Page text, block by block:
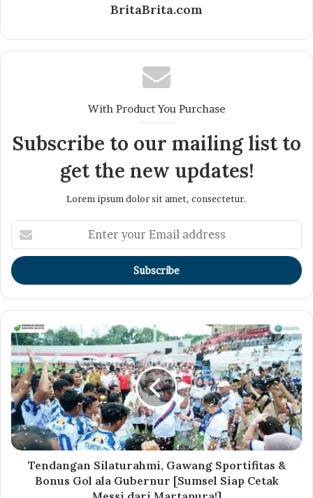
BritaBrita.com
With Product You Purchase
Subscribe to our mailing list to
get the new updates!
Lorem ipsum dolor sit amet, consectetur.
your
Email
address
Tendangan Silaturahmi, Gawang Sportifitas &
Bonus Gol ala Gubernur [Sumsel Siap Cetak